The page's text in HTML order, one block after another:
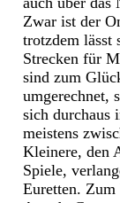
Zwar ist der
trotzdem lässt
Strecken für
sind zum
umgerechnet,
sich durchaus
meistens
Kleinere, den
Spiele,
Euretten.